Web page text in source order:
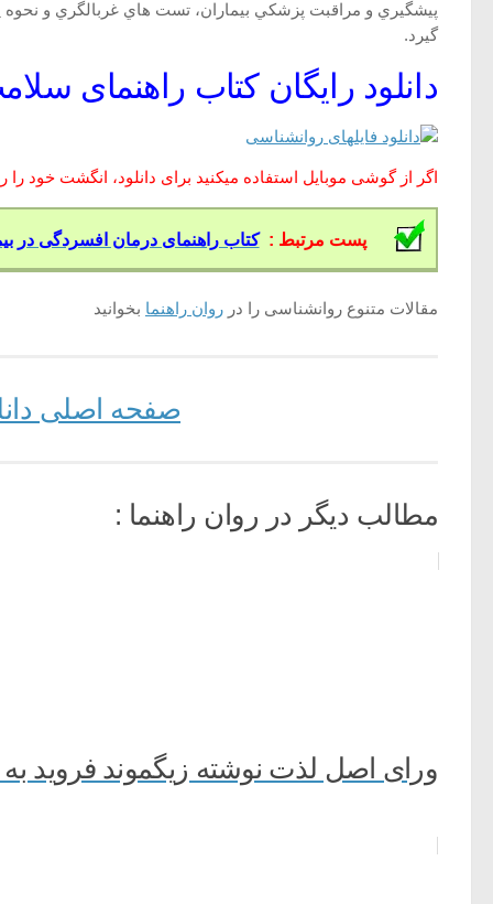
پيشگيري و مراقبت پزشكي بيماران، تست هاي غربالگري و
گيرد.
دانلود رایگان کتاب راهنمای
اگر از گوشی موبایل استفاده میکنید برای دانلود، انگشت خود را
پست مرتبط :کتاب راهنمای درمان افسردگی در
مقالات متنوع روانشناسی را در روان راهنما بخوانید
صفحه اصلی
مطالب دیگر در روان راهنما :
ورای اصل لذت نوشته زیگموند فروید